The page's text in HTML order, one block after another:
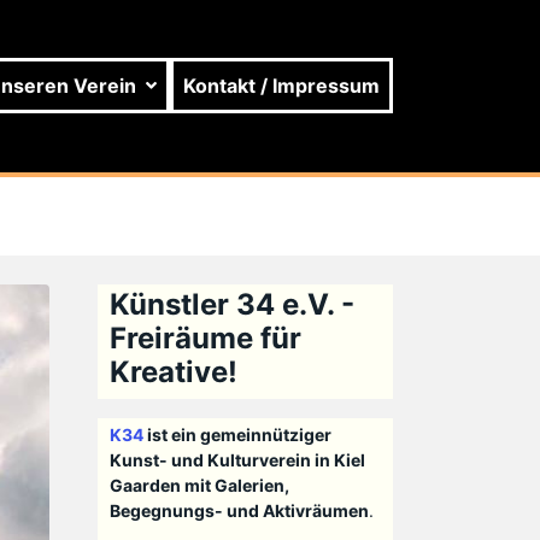
Verein Kontakt / Impressum
Künstler 34 e.V. -
Freiräume für
Kreative!
K34ist ein gemeinnütziger
Kunst- und Kulturverein in Kiel
Gaarden mit Galerien,
Begegnungs- und Aktivräumen.